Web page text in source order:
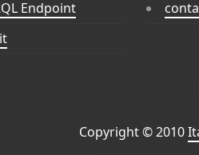
Endpoint
Copyright © 2010